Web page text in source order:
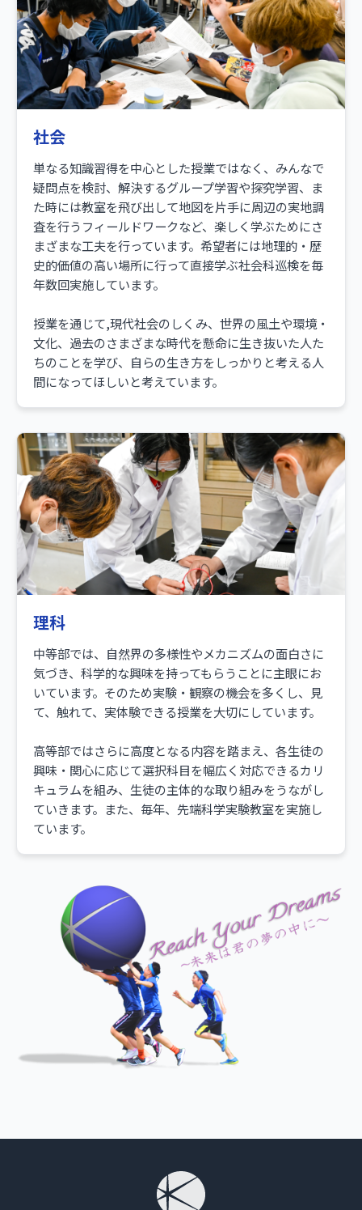
社会
単なる知識習得を中心とした授業ではなく、みんなで
疑問点を検討、解決するグループ学習や探究学習、ま
た時には教室を飛び出して地図を片手に周辺の実地調
査を行うフィールドワークなど、楽しく学ぶためにさ
まざまな工夫を行っています。希望者には地理的・歴
史的価値の高い場所に行って直接学ぶ社会科巡検を毎
年数回実施しています。
授業を通じて,現代社会のしくみ、世界の風土や環境・
文化、過去のさまざまな時代を懸命に生き抜いた人た
ちのことを学び、自らの生き方をしっかりと考える人
間になってほしいと考えています。
理科
中等部では、自然界の多様性やメカニズムの面白さに
気づき、科学的な興味を持ってもらうことに主眼にお
いています。そのため実験・観察の機会を多くし、見
て、触れて、実体験できる授業を大切にしています。
高等部ではさらに高度となる内容を踏まえ、各生徒の
興味・関心に応じて選択科目を幅広く対応できるカリ
キュラムを組み、生徒の主体的な取り組みをうながし
ていきます。また、毎年、先端科学実験教室を実施し
ています。